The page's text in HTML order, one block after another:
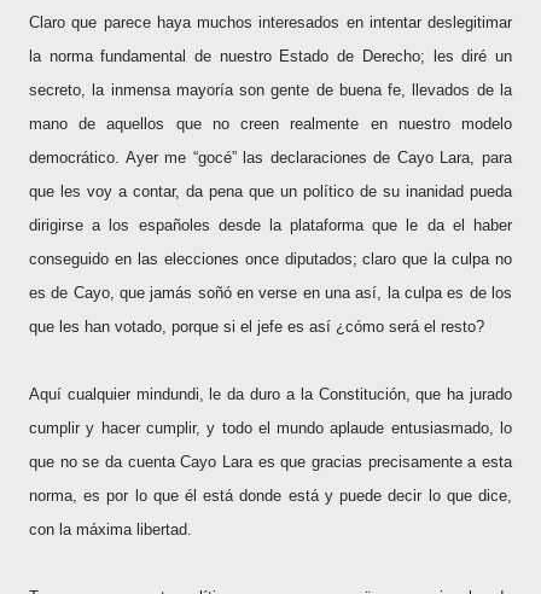
Claro que parece haya muchos interesados en intentar deslegitimar
la norma fundamental de nuestro Estado de Derecho; les diré un
secreto, la inmensa mayoría son gente de buena fe, llevados de la
mano de aquellos que no creen realmente en nuestro modelo
democrático. Ayer me “gocé” las declaraciones de Cayo Lara, para
que les voy a contar, da pena que un político de su inanidad pueda
dirigirse a los españoles desde la plataforma que le da el haber
conseguido en las elecciones once diputados; claro que la culpa no
es de Cayo, que jamás soñó en verse en una así, la culpa es de los
que les han votado, porque si el jefe es así ¿cómo será el resto?
Aquí cualquier mindundi, le da duro a la Constitución, que ha jurado
cumplir y hacer cumplir, y todo el mundo aplaude entusiasmado, lo
que no se da cuenta Cayo Lara es que gracias precisamente a esta
norma, es por lo que él está donde está y puede decir lo que dice,
con la máxima libertad.